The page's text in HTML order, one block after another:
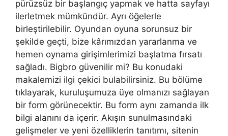
pürüzsüz bir başlangıç ​​yapmak ve hatta sayfayı
ilerletmek mümkündür. Ayrı öğelerle
birleştirilebilir. Oyundan oyuna sorunsuz bir
şekilde geçti, bize kârımızdan yararlanma ve
hemen oynama girişimlerimizi başlatma fırsatı
sağladı. Bigbro güvenilir mi? Bu konudaki
makalemizi ilgi çekici bulabilirsiniz. Bu bölüme
tıklayarak, kuruluşumuza üye olmanızı sağlayan
bir form görünecektir. Bu form aynı zamanda ilk
bilgi alanını da içerir. Akışın sunulmasındaki
gelişmeler ve yeni özelliklerin tanıtımı, sitenin